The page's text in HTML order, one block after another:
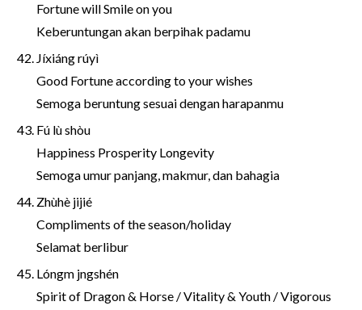
Fortune will Smile on you
Keberuntungan akan berpihak padamu
Jíxiáng rúyì
Good Fortune according to your wishes
Semoga beruntung sesuai dengan harapanmu
Fú lù shòu
Happiness Prosperity Longevity
Semoga umur panjang, makmur, dan bahagia
Zhùhè jijié
Compliments of the season/holiday
Selamat berlibur
Lóngm jngshén
Spirit of Dragon & Horse / Vitality & Youth / Vigorous